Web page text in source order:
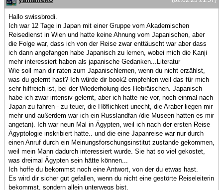
Hallo swissbrodi.
Ich war 12 Tage in Japan mit einer Gruppe vom Akademischen
Reisedienst in Wien und hatte keine Ahnung vom Japanischen, aber
die Folge war, dass ich von der Reise zwar enttäuscht war aber dass
ich dann angefangen habe Japanisch zu lernen, wobei mich die Kanji
mehr interessiert haben als japanische Gedanken...Literatur
Wie soll man dir raten zum Japanischlernen, wenn du nicht erzählst,
was du gelernt hast? Ich würde dir book2 empfehlen weil das für mich
sehr hilfreich ist, bei der Wiederholung des Hebräischen. Japanisch
habe ich zwar intensiv gelernt, aber ich hatte nie vor, noch einmal nach
Japan zu fahren - zu teuer, die Höflichkeit unecht, die Araber liegen mir
mehr und außerdem war ich ein Russlandfan /die Museen hatten es mir
angetan). Ich war neun Mal in Ägypten, weil ich nach der ersten Reise
Ägyptologie inskribiert hatte.. und die eine Japanreise war nur durch
einen Anruf durch ein Meinungsforschungsinstitut zustande gekommen,
weil mein Mann dadurch interessiert wurde. Sie hat so viel gekostet,
was dreimal Ägypten sein hätte können...
Ich hoffe du bekommst noch eine Antwort, von der du etwas hast.
Es wird dir sicher gut gefallen, wenn du nicht eine gestörte Reiseleiterin
bekommst, sondern allein unterwegs bist.